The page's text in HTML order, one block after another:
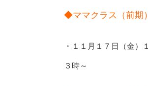
◆ママクラス（前期）
・１１月１７日（金）１
３時～